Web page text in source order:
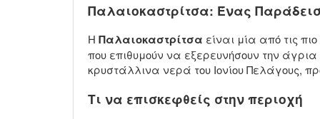
Παλαιοκαστρίτσα: Ένας
Η Παλαιοκαστρίτσα είναι μία από τις
που επιθυμούν να εξερευνήσουν την
κρυστάλλινα νερά του Ιονίου Πελάγους,
Τι να επισκεφθείς στην περιοχή